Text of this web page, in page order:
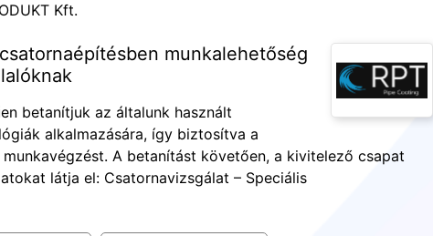
Kft.
munkalehetőség
betanítjuk az általunk használt
alkalmazására, így biztosítva a
A betanítást követően, a kivitelező csapat
látja el: Csatornavizsgálat – Speciális